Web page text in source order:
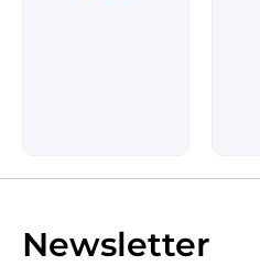
Newsletter